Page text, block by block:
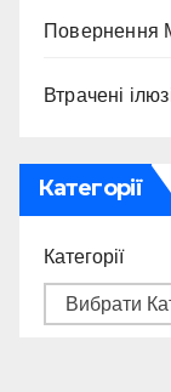
Повернення
Втрачені
Категорії
Категорії